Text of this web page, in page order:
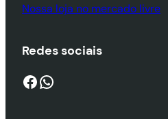
Nossa loja no mercado livre
Redes sociais
Facebook WhatsApp